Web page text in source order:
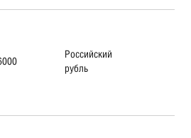
Российский
рубль